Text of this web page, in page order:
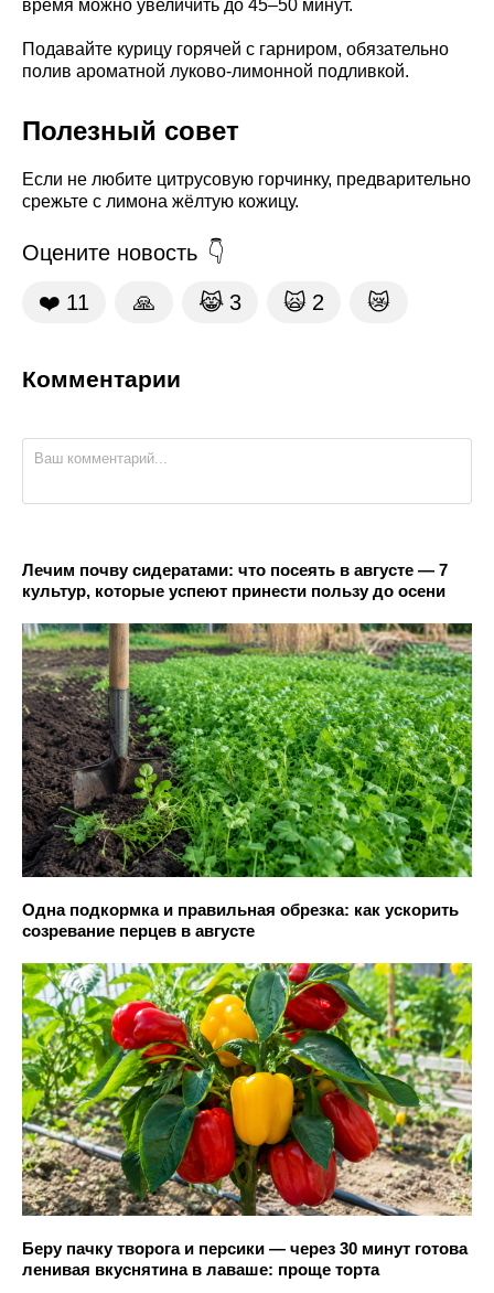
время можно увеличить до 45–50 минут.
Подавайте курицу горячей с гарниром, обязательно
полив ароматной луково-лимонной подливкой.
Полезный совет
Если не любите цитрусовую горчинку, предварительно
срежьте с лимона жёлтую кожицу.
Оцените новость
❤️ 11 🙏 😹 3 🙀 2 😿
Комментарии
Лечим почву сидератами: что посеять в августе — 7
культур, которые успеют принести пользу до осени
Одна подкормка и правильная обрезка: как ускорить
созревание перцев в августе
Беру пачку творога и персики — через 30 минут готова
ленивая вкуснятина в лаваше: проще торта